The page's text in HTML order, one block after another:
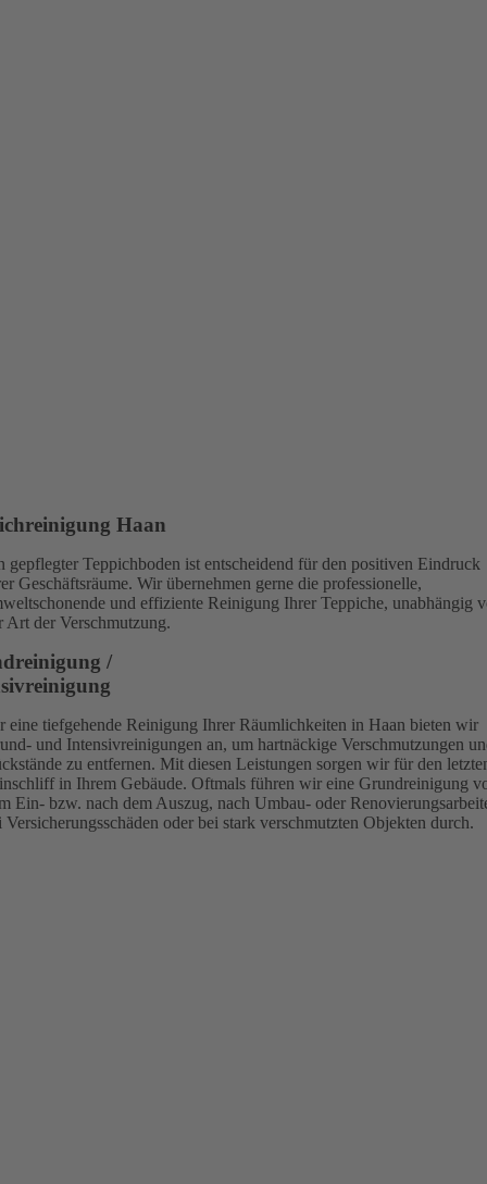
Haan
gepflegter Teppichboden ist entscheidend für den positiven Eindruck
Geschäftsräume. Wir übernehmen gerne die professionelle,
und effiziente Reinigung Ihrer Teppiche, unabhängig
Art der Verschmutzung.
/
eine tiefgehende Reinigung Ihrer Räumlichkeiten in Haan bieten wir
und Intensivreinigungen an, um hartnäckige Verschmutzungen
zu entfernen. Mit diesen Leistungen sorgen wir für den
in Ihrem Gebäude. Oftmals führen wir eine Grundreinigung
Ein- bzw. nach dem Auszug, nach Umbau- oder
Versicherungsschäden oder bei stark verschmutzten Objekten durch.